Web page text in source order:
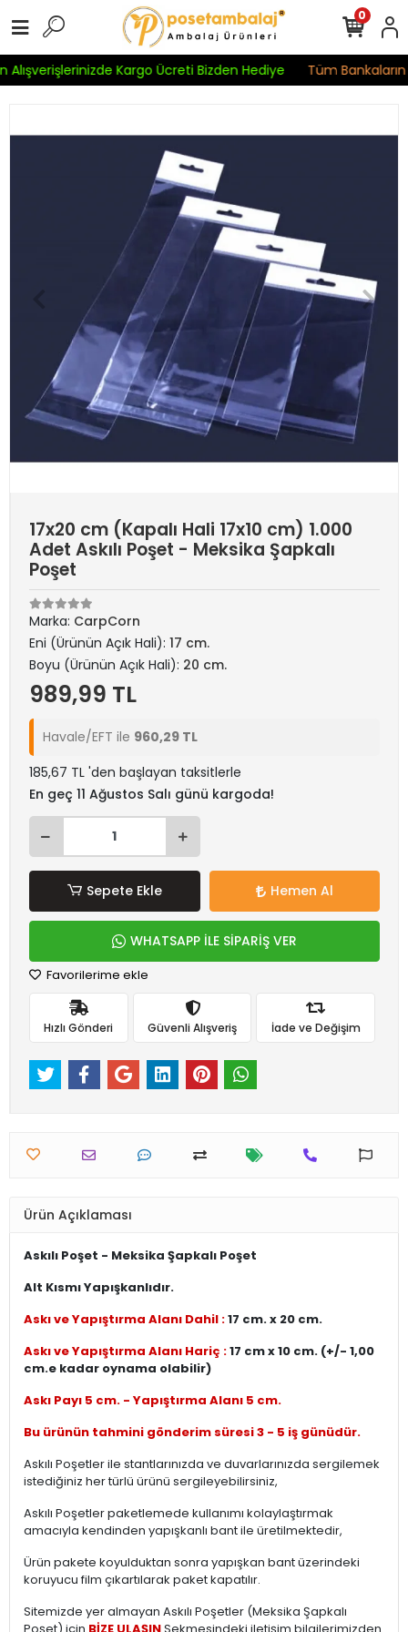
Kargo Ücreti Bizden Hediye Tüm
0
17x20 cm (Kapalı Hali 17x10 cm) 1.000
Adet Askılı Poşet - Meksika Şapkalı
Poşet
Marka: CarpCorn
Eni (Ürünün Açık Hali): 17 cm.
Boyu (Ürünün Açık Hali): 20 cm.
989,99 TL
Havale/EFT ile 960,29 TL
185,67 TL 'den başlayan taksitlerle
En geç 11 Ağustos Salı günü kargoda!
Sepete Ekle Hemen Al
WHATSAPP İLE SİPARİŞ VER
Favorilerime ekle
Hızlı Gönderi Güvenli Alışveriş İade ve Değişim
Ürün Açıklaması
Askılı Poşet - Meksika Şapkalı Poşet
Alt Kısmı Yapışkanlıdır.
Askı ve Yapıştırma Alanı Dahil :17 cm. x 20 cm.
Askı ve Yapıştırma Alanı Hariç :17 cm x 10 cm. (+/- 1,00
cm.e kadar oynama olabilir)
Askı Payı 5 cm. - Yapıştırma Alanı 5 cm.
Bu ürünün tahmini gönderim süresi 3 - 5 iş günüdür.
Askılı Poşetler ile stantlarınızda ve duvarlarınızda sergilemek
istediğiniz her türlü ürünü sergileyebilirsiniz,
Askılı Poşetler paketlemede kullanımı kolaylaştırmak
amacıyla kendinden yapışkanlı bant ile üretilmektedir,
Ürün pakete koyulduktan sonra yapışkan bant üzerindeki
koruyucu film çıkartılarak paket kapatılır.
Sitemizde yer almayan Askılı Poşetler (Meksika Şapkalı